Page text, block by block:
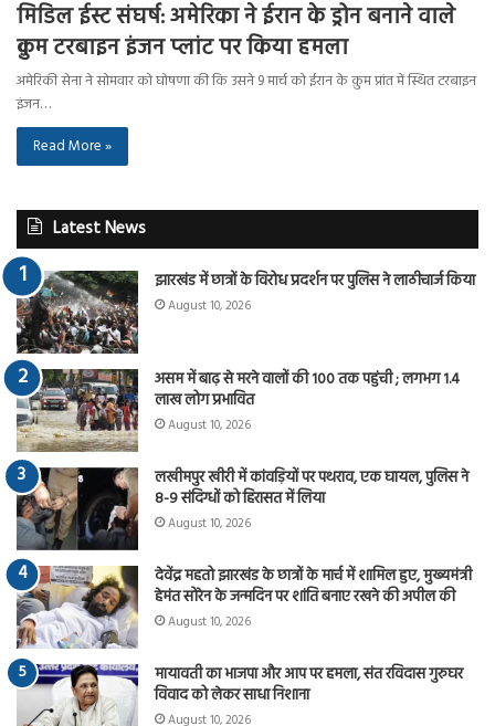
मिडिल ईस्ट संघर्ष: अमेरिका ने ईरान के ड्रोन बनाने वाले
क़ुम टरबाइन इंजन प्लांट पर किया हमला
अमेरिकी सेना ने सोमवार को घोषणा की कि उसने 9 मार्च को ईरान के क़ुम प्रांत में स्थित टरबाइन
इंजन…
Read More »
Latest News
झारखंड में छात्रों के विरोध प्रदर्शन पर पुलिस ने लाठीचार्ज किया
August 10, 2026
असम में बाढ़ से मरने वालों की 100 तक पहुंची ; लगभग 1.4
लाख लोग प्रभावित
August 10, 2026
लखीमपुर खीरी में कांवड़ियों पर पथराव, एक घायल, पुलिस ने
8-9 संदिग्धों को हिरासत में लिया
August 10, 2026
देवेंद्र महतो झारखंड के छात्रों के मार्च में शामिल हुए, मुख्यमंत्री
हेमंत सोरेन के जन्मदिन पर शांति बनाए रखने की अपील की
August 10, 2026
मायावती का भाजपा और आप पर हमला, संत रविदास गुरुघर
विवाद को लेकर साधा निशाना
August 10, 2026